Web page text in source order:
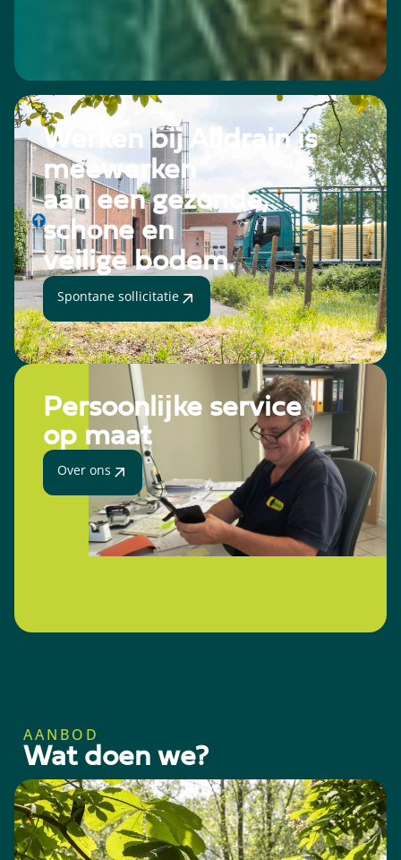
Werken bij Alldrain is
meewerken
aan een gezonde,
schone en
veilige bodem.
Spontane sollicitatie
Persoonlĳke service
op maat
Over ons
AANBOD
Wat doen we?